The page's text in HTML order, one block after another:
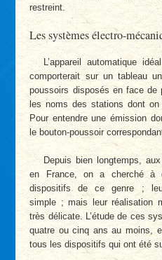
restreint.
Les systèmes électro-
L’appareil automatique
comporterait sur un tableau
poussoirs disposés en face de
les noms des stations dont
Pour entendre une émission
le bouton-poussoir
Depuis bien longtemps,
en France, on a cherché à
dispositifs de ce genre ;
simple ; mais leur réalisation
très délicate. L’étude de ces
quatre ou cinq ans au moins,
tous les dispositifs qui ont été